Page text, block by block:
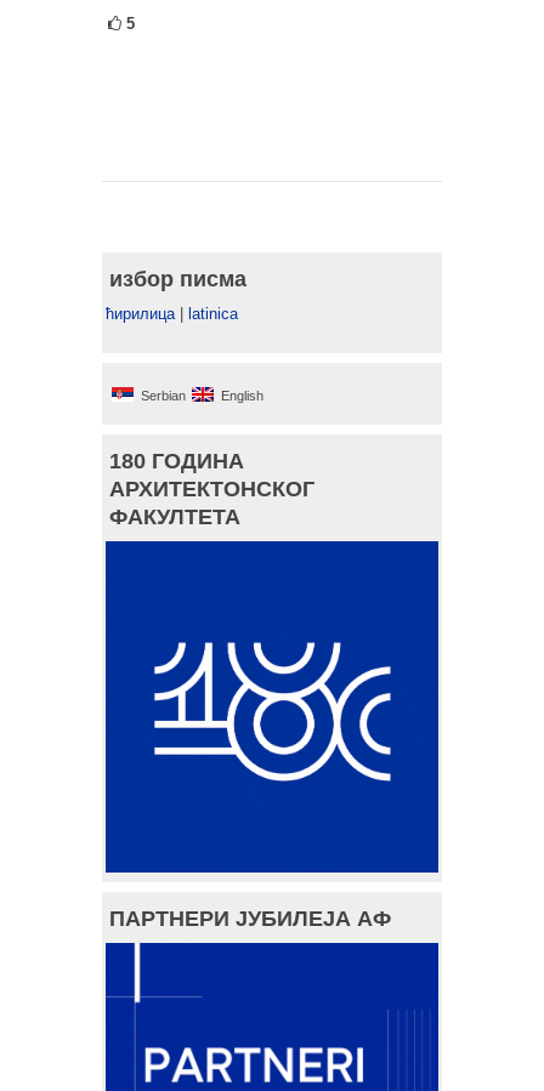
5
избор писма
ћирилица latinica
Serbian English
180 ГОДИНА
АРХИТЕКТОНСКОГ
ФАКУЛТЕТА
ПАРТНЕРИ ЈУБИЛЕЈА АФ